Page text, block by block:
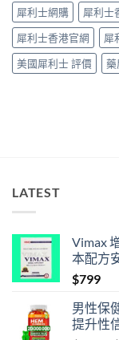
因
型〉
中
犀利士網購
犀利士
犀利士香港官網
犀
美國犀利士 評價
藥
LATEST
Vimax
本配方
$799
男性保
提升性